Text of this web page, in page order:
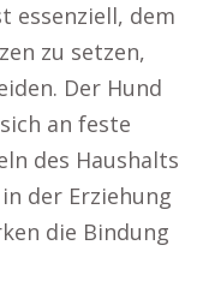
essenziell, dem
zu setzen,
Der Hund
an feste
des Haushalts
der Erziehung
die Bindung